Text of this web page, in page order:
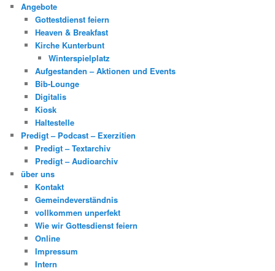
Angebote
Gottestdienst feiern
Heaven & Breakfast
Kirche Kunterbunt
Winterspielplatz
Aufgestanden – Aktionen und Events
Bib-Lounge
Digitalis
Kiosk
Haltestelle
Predigt – Podcast – Exerzitien
Predigt – Textarchiv
Predigt – Audioarchiv
über uns
Kontakt
Gemeindeverständnis
vollkommen unperfekt
Wie wir Gottesdienst feiern
Online
Impressum
Intern